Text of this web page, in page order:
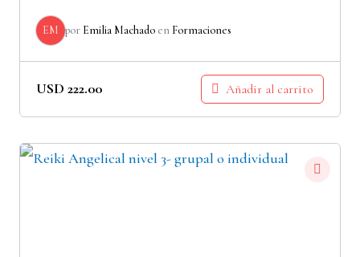
EM por Emilia Machadoen Formaciones
USD 222.00 Añadir al carrito